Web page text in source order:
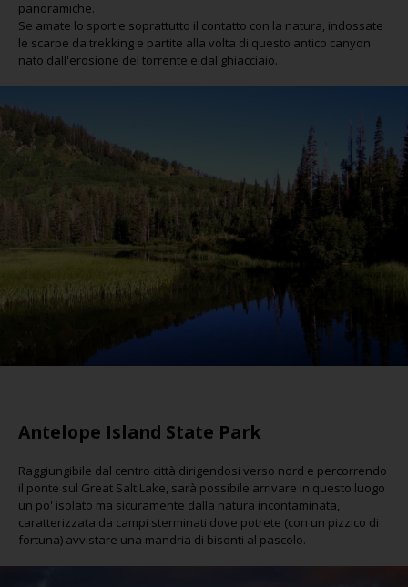
panoramiche.
Se amate lo sport e soprattutto il contatto con la natura, indossate
le scarpe da trekking e partite alla volta di questo antico canyon
nato dall'erosione del torrente e dal ghiacciaio.
Antelope Island State Park
Raggiungibile dal centro città dirigendosi verso nord e percorrendo
il ponte sul Great Salt Lake, sarà possibile arrivare in questo luogo
un po' isolato ma sicuramente dalla natura incontaminata,
caratterizzata da campi sterminati dove potrete (con un pizzico di
fortuna) avvistare una mandria di bisonti al pascolo.